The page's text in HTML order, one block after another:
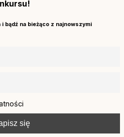
bądź na bieżąco z najnowszymi